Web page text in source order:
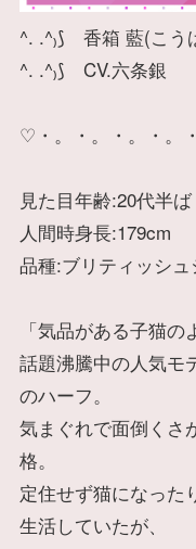
^. .^₎⟆ 香箱 藍(こう
^. .^₎⟆ CV.六条銀
♡・。・。・。・。
見た目年齢:20代半ば
人間時身長:179cm
品種:ブリティッシ
「気品がある子猫
話題沸騰中の人気モ
のハーフ。
気まぐれで面倒くさ
格。
定住せず猫になった
生活していたが、